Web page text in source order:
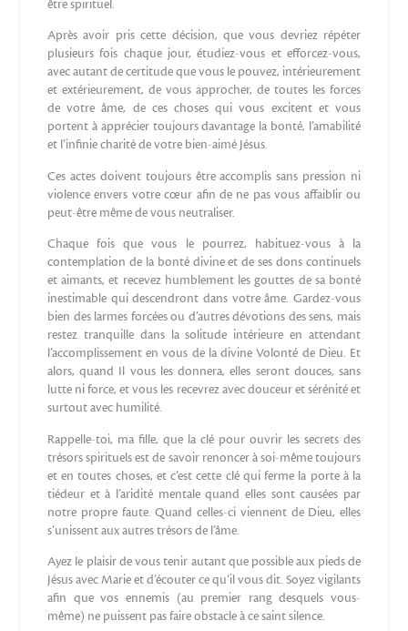
être spirituel.
Après avoir pris cette décision, que vous devriez répéter
plusieurs fois chaque jour, étudiez-vous et efforcez-vous,
avec autant de certitude que vous le pouvez, intérieurement
et extérieurement, de vous approcher, de toutes les forces
de votre âme, de ces choses qui vous excitent et vous
portent à apprécier toujours davantage la bonté, l’amabilité
et l’infinie charité de votre bien-aimé Jésus.
Ces actes doivent toujours être accomplis sans pression ni
violence envers votre cœur afin de ne pas vous affaiblir ou
peut-être même de vous neutraliser.
Chaque fois que vous le pourrez, habituez-vous à la
contemplation de la bonté divine et de ses dons continuels
et aimants, et recevez humblement les gouttes de sa bonté
inestimable qui descendront dans votre âme. Gardez-vous
bien des larmes forcées ou d’autres dévotions des sens, mais
restez tranquille dans la solitude intérieure en attendant
l’accomplissement en vous de la divine Volonté de Dieu. Et
alors, quand Il vous les donnera, elles seront douces, sans
lutte ni force, et vous les recevrez avec douceur et sérénité et
surtout avec humilité.
Rappelle-toi, ma fille, que la clé pour ouvrir les secrets des
trésors spirituels est de savoir renoncer à soi-même toujours
et en toutes choses, et c’est cette clé qui ferme la porte à la
tiédeur et à l’aridité mentale quand elles sont causées par
notre propre faute. Quand celles-ci viennent de Dieu, elles
s’unissent aux autres trésors de l’âme.
Ayez le plaisir de vous tenir autant que possible aux pieds de
Jésus avec Marie et d’écouter ce qu’il vous dit. Soyez vigilants
afin que vos ennemis (au premier rang desquels vous-
même) ne puissent pas faire obstacle à ce saint silence.